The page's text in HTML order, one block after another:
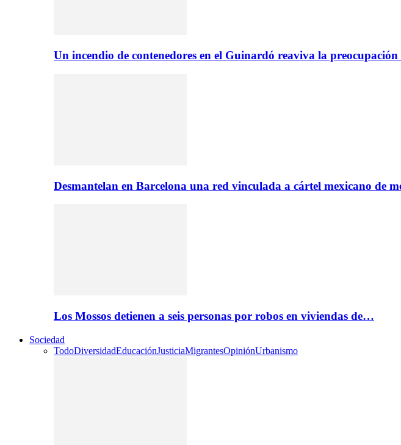
Un incendio de contenedores en el Guinardó reaviva la preocupación
Desmantelan en Barcelona una red vinculada a cártel mexicano de
Los Mossos detienen a seis personas por robos en viviendas de…
Sociedad
TodoDiversidadEducaciónJusticiaMigrantesOpiniónUrbanismo